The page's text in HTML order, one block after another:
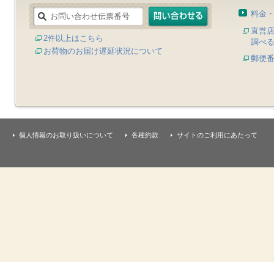
2件以上はこちら
お荷物のお届け遅延状況について
料金
直営
調べる
郵便
個人情報のお取り扱いについて 各種約款 サイトのご利用にあたって